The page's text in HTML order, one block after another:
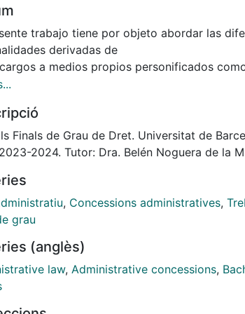
trabajo tiene por objeto abordar las
derivadas de
a medios propios personificados
de autoprovisión
específicamente del
de aplicación de los procedimientos
legalmente establecidos y,
y preceptiva
también quedan excluidos del régimen
en materia de defensa
la legislación vigente
de la jurisprudencia recaída para formar una
informada a partir de la
Finals de Grau de Dret. Universitat de
2024. Tutor: Dra. Belén Noguera de la
, Concessions administratives,
grau
(anglès)
law, Administrative concessions,